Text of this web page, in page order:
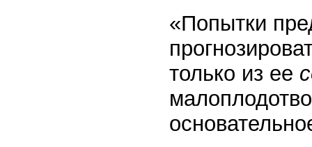
«Попытки
только из ее